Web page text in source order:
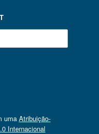
uma Atribuição-
Internacional